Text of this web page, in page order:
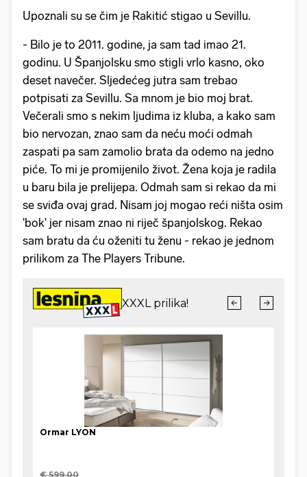
Upoznali su se čim je Rakitić stigao u Sevillu.
- Bilo je to 2011. godine, ja sam tad imao 21.
godinu. U Španjolsku smo stigli vrlo kasno, oko
deset navečer. Sljedećeg jutra sam trebao
potpisati za Sevillu. Sa mnom je bio moj brat.
Večerali smo s nekim ljudima iz kluba, a kako sam
bio nervozan, znao sam da neću moći odmah
zaspati pa sam zamolio brata da odemo na jedno
piće. To mi je promijenilo život. Žena koja je radila
u baru bila je prelijepa. Odmah sam si rekao da mi
se sviđa ovaj grad. Nisam joj mogao reći ništa osim
'bok' jer nisam znao ni riječ španjolskog. Rekao
sam bratu da ću oženiti tu ženu - rekao je jednom
prilikom za The Players Tribune.